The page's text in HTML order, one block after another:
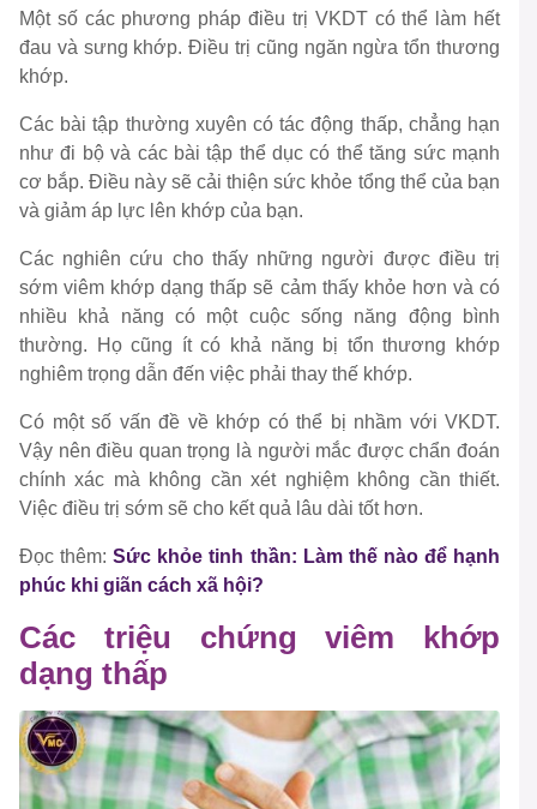
Một số các phương pháp điều trị VKDT có thể làm hết
đau và sưng khớp. Điều trị cũng ngăn ngừa tổn thương
khớp.
Các bài tập thường xuyên có tác động thấp, chẳng hạn
như đi bộ và các bài tập thể dục có thể tăng sức mạnh
cơ bắp. Điều này sẽ cải thiện sức khỏe tổng thể của bạn
và giảm áp lực lên khớp của bạn.
Các nghiên cứu cho thấy những người được điều trị
sớm viêm khớp dạng thấp sẽ cảm thấy khỏe hơn và có
nhiều khả năng có một cuộc sống năng động bình
thường. Họ cũng ít có khả năng bị tổn thương khớp
nghiêm trọng dẫn đến việc phải thay thế khớp.
Có một số vấn đề về khớp có thể bị nhầm với VKDT.
Vậy nên điều quan trọng là người mắc được chẩn đoán
chính xác mà không cần xét nghiệm không cần thiết.
Việc điều trị sớm sẽ cho kết quả lâu dài tốt hơn.
Đọc thêm:Sức khỏe tinh thần: Làm thế nào để hạnh
phúc khi giãn cách xã hội?
Các triệu chứng viêm khớp
dạng thấp